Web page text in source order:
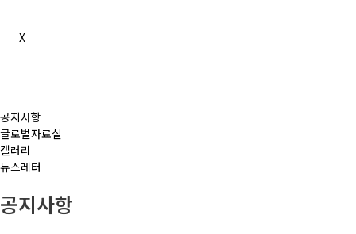
X
공지사항
글로벌자료실
갤러리
뉴스레터
공지사항